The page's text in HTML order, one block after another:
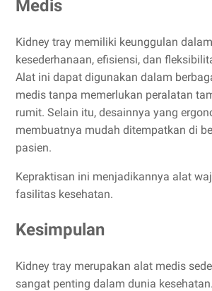
Medis
Kidney tray memiliki keunggulan
kesederhanaan, efisiensi, dan
Alat ini dapat digunakan dalam
medis tanpa memerlukan peralatan
rumit. Selain itu, desainnya yang
membuatnya mudah ditempatkan di
pasien.
Kepraktisan ini menjadikannya alat
fasilitas kesehatan.
Kesimpulan
Kidney tray merupakan alat medis
sangat penting dalam dunia